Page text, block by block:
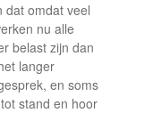
dat omdat veel
nu alle
belast zijn dan
langer
en soms
stand en hoor